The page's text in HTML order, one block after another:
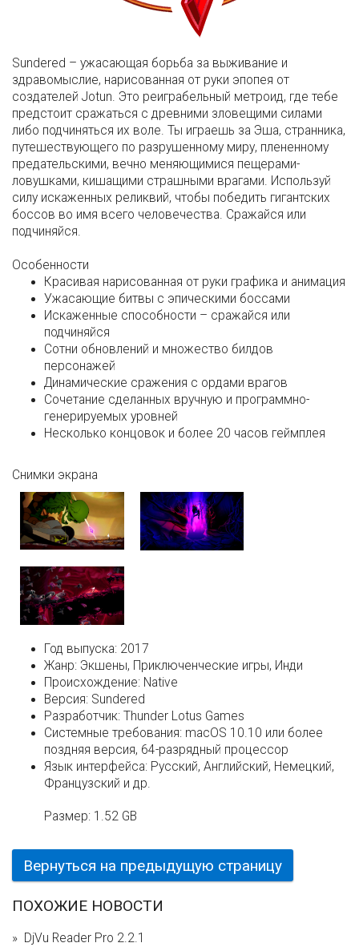
Sundered – ужасающая борьба за выживание и
здравомыслие, нарисованная от руки эпопея от
создателей Jotun. Это реиграбельный метроид, где тебе
предстоит сражаться с древними зловещими силами
либо подчиняться их воле. Ты играешь за Эша, странника,
путешествующего по разрушенному миру, плененному
предательскими, вечно меняющимися пещерами-
ловушками, кишащими страшными врагами. Используй
силу искаженных реликвий, чтобы победить гигантских
боссов во имя всего человечества. Сражайся или
подчиняйся.
Особенности
Красивая нарисованная от руки графика и анимация
Ужасающие битвы с эпическими боссами
Искаженные способности – сражайся или
подчиняйся
Сотни обновлений и множество билдов
персонажей
Динамические сражения с ордами врагов
Сочетание сделанных вручную и программно-
генерируемых уровней
Несколько концовок и более 20 часов геймплея
Снимки экрана
Год выпуска: 2017
Жанр: Экшены, Приключенческие игры, Инди
Происхождение: Native
Версия: Sundered
Разработчик: Thunder Lotus Games
Системные требования: macOS 10.10 или более
поздняя версия, 64-разрядный процессор
Язык интерфейса: Русский, Английский, Немецкий,
Французский и др.
Размер: 1.52 GB
Вернуться на предыдущую страницу
ПОХОЖИЕ НОВОСТИ
DjVu Reader Pro 2.2.1